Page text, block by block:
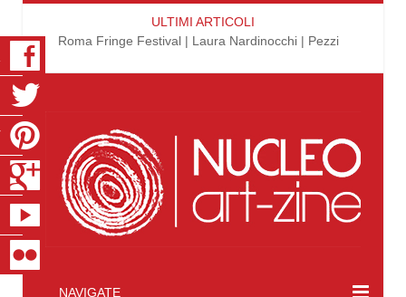
ULTIMI ARTICOLI
Roma Fringe Festival | Laura Nardinocchi | Pezzi
NAVIGATE